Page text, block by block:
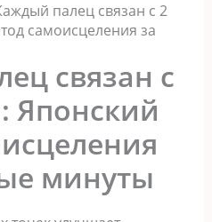
палец связан с 2
самоисцеления за
связан с
Японский
минуты